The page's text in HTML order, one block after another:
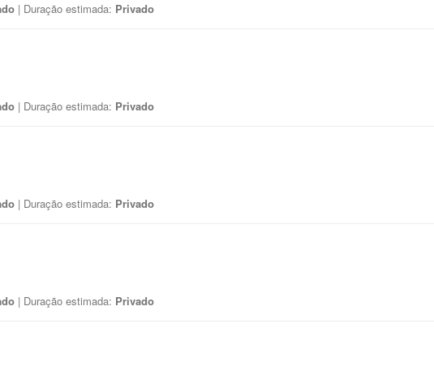
| Duração estimada: Privado
| Duração estimada: Privado
| Duração estimada: Privado
| Duração estimada: Privado